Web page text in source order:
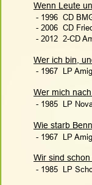
Wenn Leute
- 1996  CD
- 2006  CD
- 2012  2-CD
Wer ich bin,
- 1967  LP
Wer mich
- 1985  LP
Wie starb
- 1967  LP
Wir sind schon
- 1985  LP